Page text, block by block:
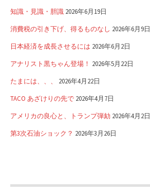
知識・見識・胆識 2026年6月19日
消費税の引き下げ、得るものなし 2026年6月9日
日本経済を成長させるには 2026年6月2日
アナリスト黒ちゃん登場！ 2026年5月22日
たまには、、、 2026年4月22日
TACO あざけりの先で 2026年4月7日
アメリカの良心と、トランプ弾劾 2026年4月2日
第3次石油ショック？ 2026年3月26日